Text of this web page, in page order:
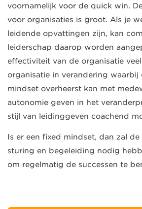
voornamelijk voor de quick win.
voor organisaties is groot. Als je
leidende opvattingen zijn, kan
leiderschap daarop worden
effectiviteit van de organisatie
organisatie in verandering
mindset overheerst kan met
autonomie geven in het
stijl van leidinggeven coachend
Is er een fixed mindset, dan zal
sturing en begeleiding nodig
om regelmatig de successen te